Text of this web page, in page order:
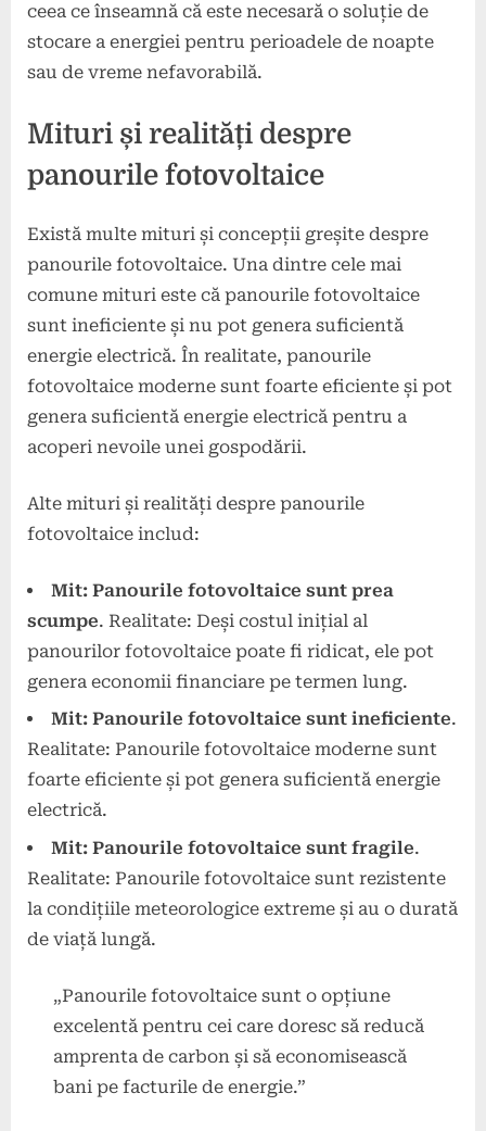
ceea ce înseamnă că este necesară o soluție de
stocare a energiei pentru perioadele de noapte
sau de vreme nefavorabilă.
Mituri și realități despre
panourile fotovoltaice
Există multe mituri și concepții greșite despre
panourile fotovoltaice. Una dintre cele mai
comune mituri este că panourile fotovoltaice
sunt ineficiente și nu pot genera suficientă
energie electrică. În realitate, panourile
fotovoltaice moderne sunt foarte eficiente și pot
genera suficientă energie electrică pentru a
acoperi nevoile unei gospodării.
Alte mituri și realități despre panourile
fotovoltaice includ:
Mit: Panourile fotovoltaice sunt prea
scumpe. Realitate: Deși costul inițial al
panourilor fotovoltaice poate fi ridicat, ele pot
genera economii financiare pe termen lung.
Mit: Panourile fotovoltaice sunt ineficiente.
Realitate: Panourile fotovoltaice moderne sunt
foarte eficiente și pot genera suficientă energie
electrică.
Mit: Panourile fotovoltaice sunt fragile.
Realitate: Panourile fotovoltaice sunt rezistente
la condițiile meteorologice extreme și au o durată
de viață lungă.
„Panourile fotovoltaice sunt o opțiune
excelentă pentru cei care doresc să reducă
amprenta de carbon și să economisească
bani pe facturile de energie.”